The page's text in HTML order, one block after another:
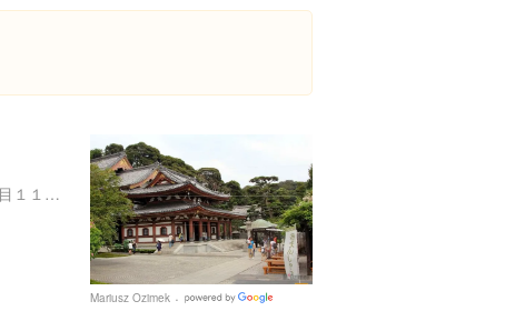
Places
神奈川県鎌倉市長谷３丁目１１-２
Mariusz Ozimek